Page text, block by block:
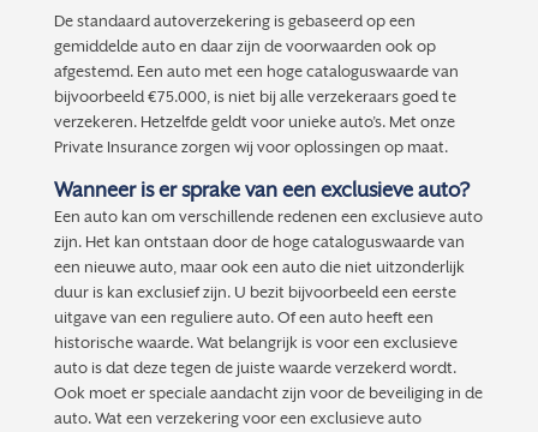
De standaard autoverzekering is gebaseerd op een
gemiddelde auto en daar zijn de voorwaarden ook op
afgestemd. Een auto met een hoge cataloguswaarde van
bijvoorbeeld €75.000, is niet bij alle verzekeraars goed te
verzekeren. Hetzelfde geldt voor unieke auto’s. Met onze
Private Insurance zorgen wij voor oplossingen op maat.
Wanneer is er sprake van een exclusieve auto?
Een auto kan om verschillende redenen een exclusieve auto
zijn. Het kan ontstaan door de hoge cataloguswaarde van
een nieuwe auto, maar ook een auto die niet uitzonderlijk
duur is kan exclusief zijn. U bezit bijvoorbeeld een eerste
uitgave van een reguliere auto. Of een auto heeft een
historische waarde. Wat belangrijk is voor een exclusieve
auto is dat deze tegen de juiste waarde verzekerd wordt.
Ook moet er speciale aandacht zijn voor de beveiliging in de
auto. Wat een verzekering voor een exclusieve auto